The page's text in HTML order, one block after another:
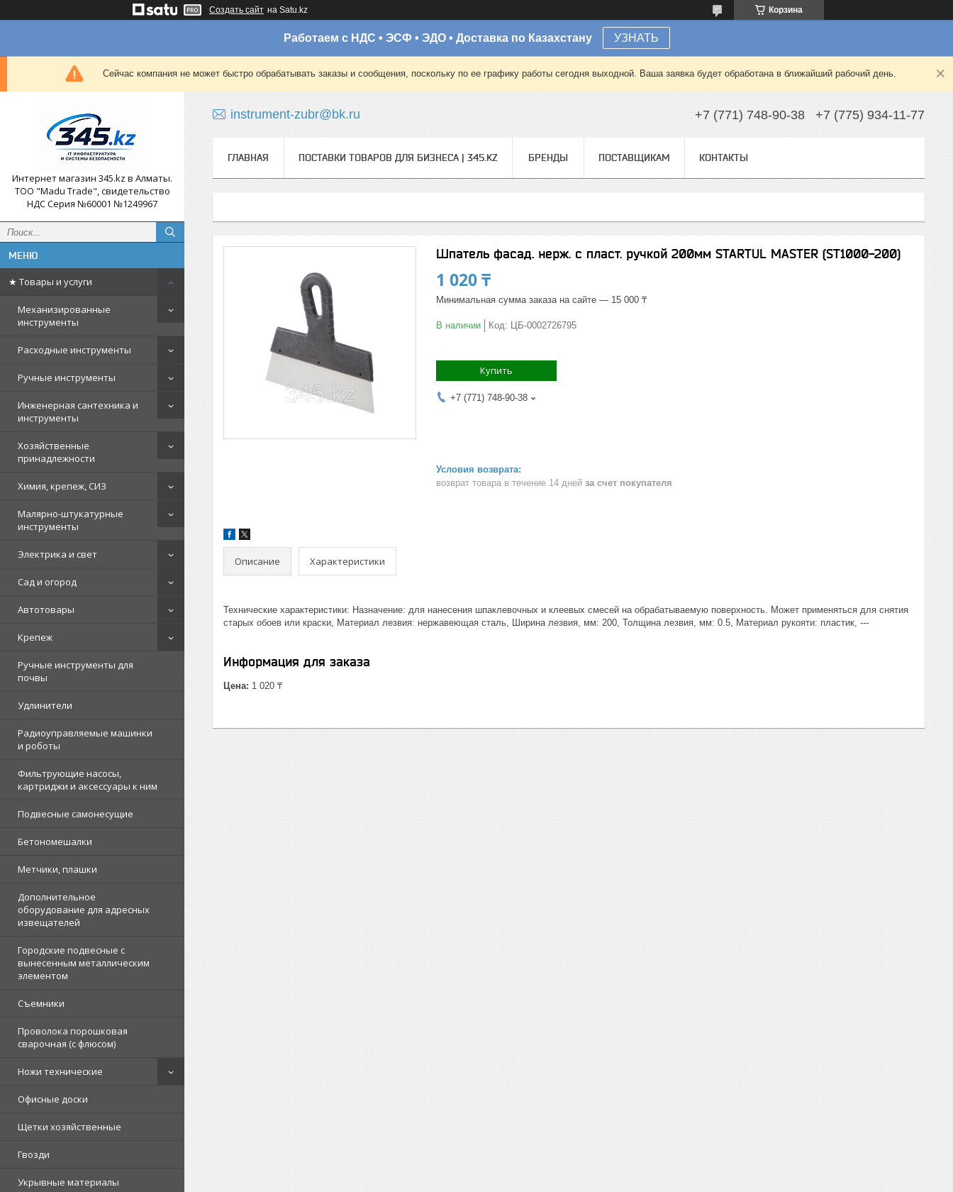
Создать сайт на Satu.kz Корзина
Работаем с НДС • ЭСФ • ЭДО • Доставка по Казахстану УЗНАТЬ
Сейчас компания не может быстро обрабатывать заказы и сообщения, поскольку по ее графику работы сегодня выходной. Ваша заявка будет обработана в ближайший рабочий день.
Интернет магазин 345.kz в Алматы.
ТОО "Madu Trade", свидетельство
НДС Серия №60001 №1249967
★ Товары и услуги
Механизированные
инструменты
Расходные инструменты
Ручные инструменты
Инженерная сантехника и
инструменты
Хозяйственные
принадлежности
Химия, крепеж, СИЗ
Малярно-штукатурные
инструменты
Электрика и свет
Сад и огород
Автотовары
Крепеж
Ручные инструменты для
почвы
Удлинители
Радиоуправляемые машинки
и роботы
Фильтрующие насосы,
картриджи и аксессуары к ним
Подвесные самонесущие
Бетономешалки
Метчики, плашки
Дополнительное
оборудование для адресных
извещателей
Городские подвесные с
вынесенным металлическим
элементом
Съемники
Проволока порошковая
сварочная (с флюсом)
Ножи технические
Офисные доски
Щетки хозяйственные
Гвозди
Укрывные материалы
instrument-zubr@bk.ru +7 (771) 748-90-38 +7 (775) 934-11-77
ГЛАВНАЯ ПОСТАВКИ ТОВАРОВ ДЛЯ БИЗНЕСА | 345.KZ БРЕНДЫ ПОСТАВЩИКАМ КОНТАКТЫ
Шпатель фасад. нерж. с пласт. ручкой 200мм STARTUL MASTER (ST1000-200)
1 020 ₸
Минимальная сумма заказа на сайте — 15 000 ₸
В наличии Код: ЦБ-0002726795
Купить
+7 (771) 748-90-38
возврат товара в течение 14 дней за счет покупателя
Описание Характеристики
Технические характеристики: Назначение: для нанесения шпаклевочных и клеевых смесей на обрабатываемую поверхность. Может применяться для снятия
старых обоев или краски, Материал лезвия: нержавеющая сталь, Ширина лезвия, мм: 200, Толщина лезвия, мм: 0.5, Материал рукояти: пластик, ---
Информация для заказа
Цена: 1 020 ₸